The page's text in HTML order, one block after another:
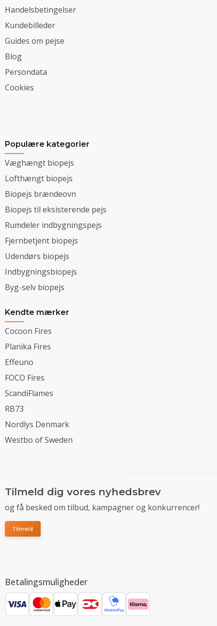
Handelsbetingelser
Kundebilleder
Guides om pejse
Blog
Persondata
Cookies
Populære kategorier
Væghængt biopejs
Lofthængt biopejs
Biopejs brændeovn
Biopejs til eksisterende pejs
Rumdeler indbygningspejs
Fjernbetjent biopejs
Udendørs biopejs
Indbygningsbiopejs
Byg-selv biopejs
Kendte mærker
Cocoon Fires
Planika Fires
Effeuno
FOCO Fires
ScandiFlames
RB73
Nordlys Denmark
Westbo of Sweden
Tilmeld dig vores nyhedsbrev
og få besked om tilbud, kampagner og konkurrencer!
Tilmeld
Betalingsmuligheder